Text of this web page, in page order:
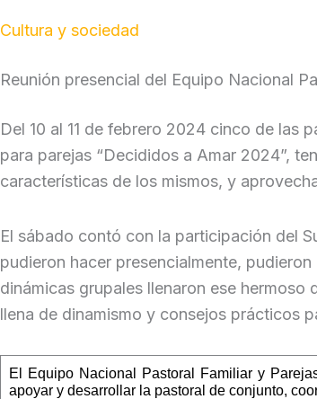
Cultura y sociedad
Reunión presencial del Equipo Nacional
Del 10 al 11 de febrero 2024 cinco de las
para parejas “Decididos a Amar 2024”,
características de los mismos, y
El sábado contó con la participación del
pudieron hacer presencialmente,
dinámicas grupales llenaron ese
llena de dinamismo y consejos prácticos
El Equipo Nacional Pastoral Familiar y
apoyar y desarrollar la pastoral de conjunto,